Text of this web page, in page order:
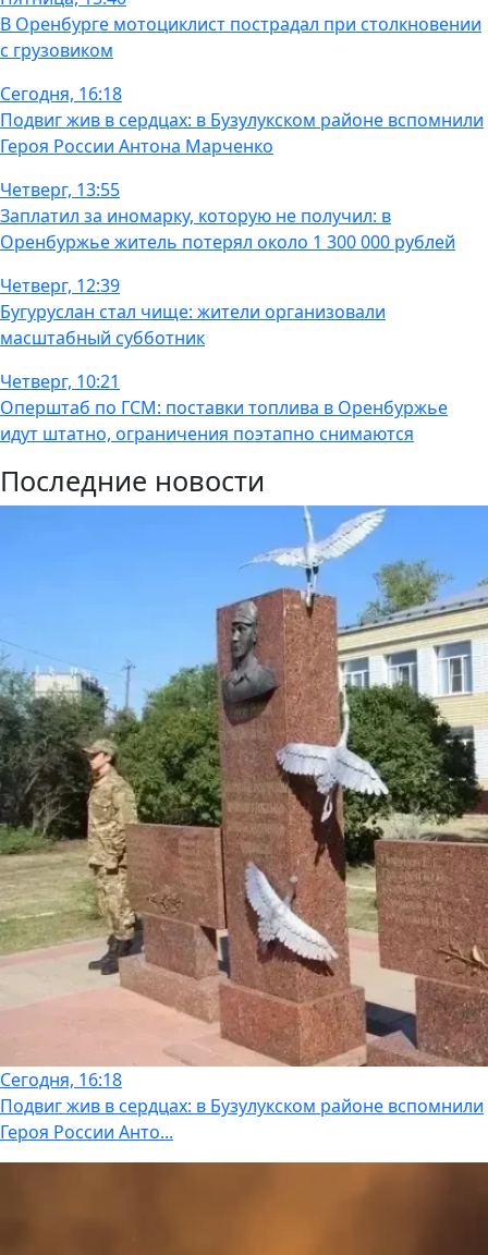
В Оренбурге мотоциклист пострадал при столкновении
с грузовиком
Сегодня, 16:18
Подвиг жив в сердцах: в Бузулукском районе вспомнили
Героя России Антона Марченко
Четверг, 13:55
Заплатил за иномарку, которую не получил: в
Оренбуржье житель потерял около 1 300 000 рублей
Четверг, 12:39
Бугуруслан стал чище: жители организовали
масштабный субботник
Четверг, 10:21
Оперштаб по ГСМ: поставки топлива в Оренбуржье
идут штатно, ограничения поэтапно снимаются
Последние новости
Сегодня, 16:18
Подвиг жив в сердцах: в Бузулукском районе вспомнили
Героя России Анто...